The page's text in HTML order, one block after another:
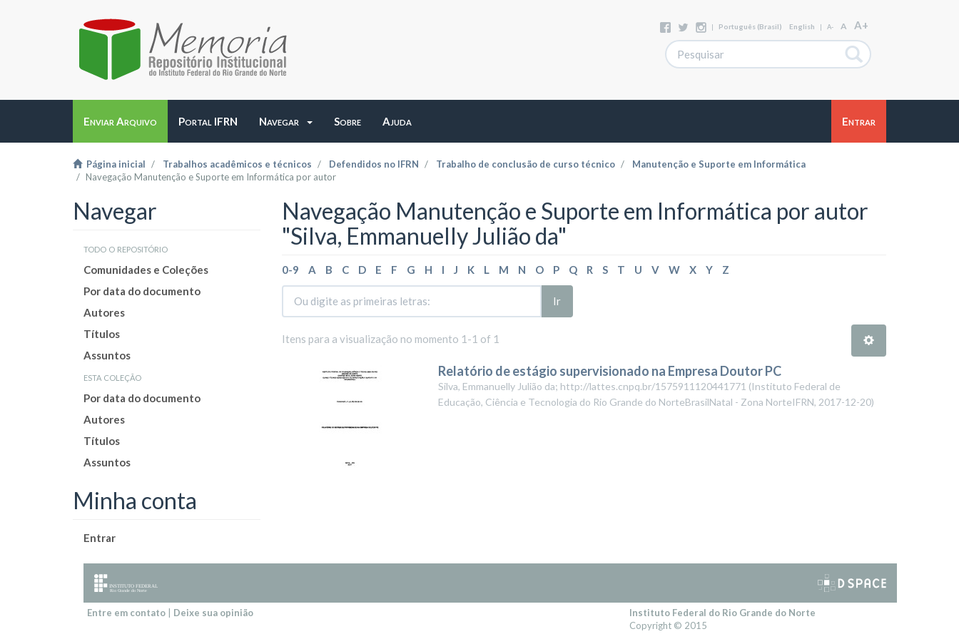
| Português (Brasil) English | A- A A+
Enviar Arquivo Portal IFRN Navegar Sobre Ajuda Entrar
Página inicial Trabalhos acadêmicos e técnicos Defendidos no IFRN Trabalho de conclusão de curso técnico
Manutenção e Suporte em Informática
Navegação Manutenção e Suporte em Informática por autor
Navegar
todo o repositório
Comunidades e Coleções
Por data do documento
Autores
Títulos
Assuntos
esta coleção
Por data do documento
Autores
Títulos
Assuntos
Minha conta
Entrar
Navegação Manutenção e Suporte em Informática por autor
"Silva, Emmanuelly Julião da"
0-9 A B C D E F G H I J K L M N O P Q R S T U V W X Y Z
Ir
Itens para a visualização no momento 1-1 of 1
Relatório de estágio supervisionado na Empresa Doutor PC
Silva, Emmanuelly Julião da; http://lattes.cnpq.br/1575911120441771 (Instituto Federal de
Educação, Ciência e Tecnologia do Rio Grande do NorteBrasilNatal - Zona NorteIFRN, 2017-12-20)
Entre em contato Deixe sua opinião
Instituto Federal do Rio Grande do Norte
Copyright © 2015